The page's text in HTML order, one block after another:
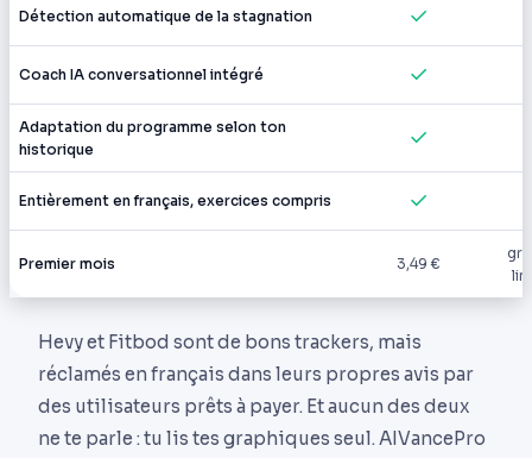
Détection automatique de la stagnation ✓
Coach IA conversationnel intégré ✓
Adaptation du programme selon ton
historique
✓
Entièrement en français, exercices compris ✓
Premier mois 3,49 €
Hevy et Fitbod sont de bons trackers, mais
réclamés en français dans leurs propres avis par
des utilisateurs prêts à payer. Et aucun des deux
ne te parle : tu lis tes graphiques seul. AIVancePro